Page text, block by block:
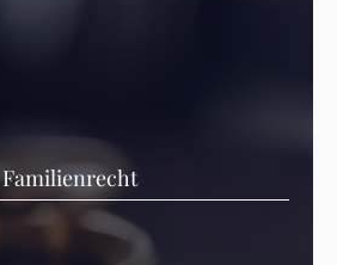
Familienrecht